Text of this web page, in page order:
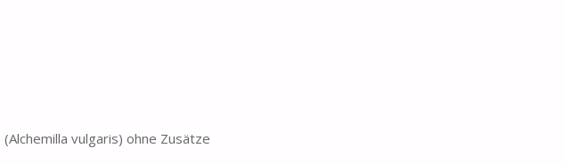
vulgaris) ohne Zusätze